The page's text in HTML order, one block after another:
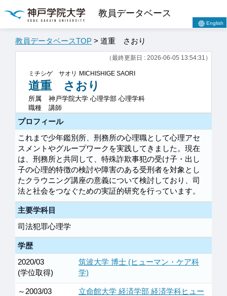
教員データベース
English
教員データベースTOP > 道重 さおり
（最終更新日 : 2026-06-05 13:54:31）
ミチシゲ サオリ MICHISHIGE SAORI
道重 さおり
所属
神戸学院大学 心理学部 心理学科
職種
講師
プロフィール
これまで少年鑑別所、刑務所の心理職として心理アセ
スメントやグループワークを実践してきました。現在
は、刑務所と共同して、特殊詐欺事犯の受け子・出し
子の心理的特徴の検討や障害のある受刑者を対象とし
たクラウニング講座の意義について検討しており、司
法と社会をつなぐための実証的研究を行っています。
主要学科目
司法犯罪心理学
学歴
2020/03
(学位取得)
筑波大学 博士 (ヒューマン・ケア科
学)
～2003/03
立命館大学 経済学部 経済学科ヒュー